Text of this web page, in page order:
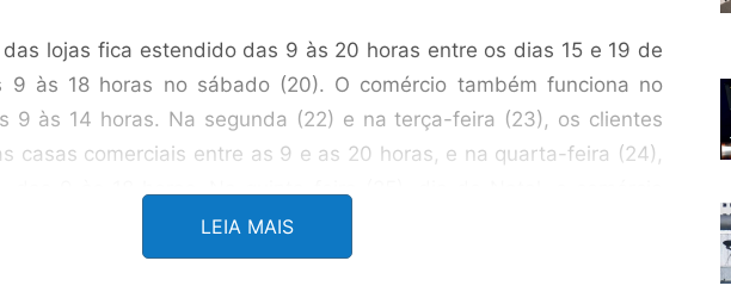
lojas fica estendido das 9 às 20 horas entre os dias 15 e 19 de
9 às 18 horas no sábado (20). O comércio também funciona no
9 às 14 horas. Na segunda (22) e na terça-feira (23), os clientes
casas comerciais entre as 9 e as 20 horas, e na quarta-feira (24),
LEIA MAIS